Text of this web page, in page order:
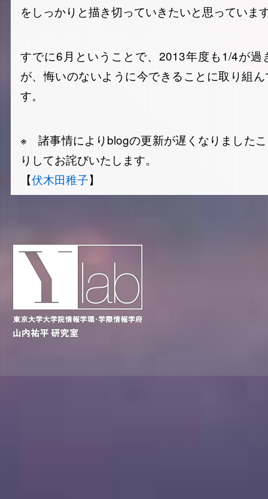
をしっかりと描き切っていきたいと思っていま
すでに6月ということで、2013年度も1/4が過
が、悔いのないように今できることに取り組
す。
※ 諸事情によりblogの更新が遅くなりました
りしてお詫びいたします。
【伏木田稚子】